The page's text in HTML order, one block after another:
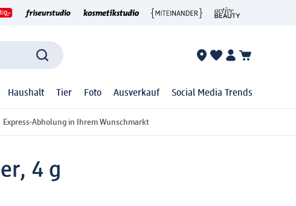
Haushalt Tier Foto Ausverkauf Social Media Trends
Express-Abholung in Ihrem Wunschmarkt
4 g